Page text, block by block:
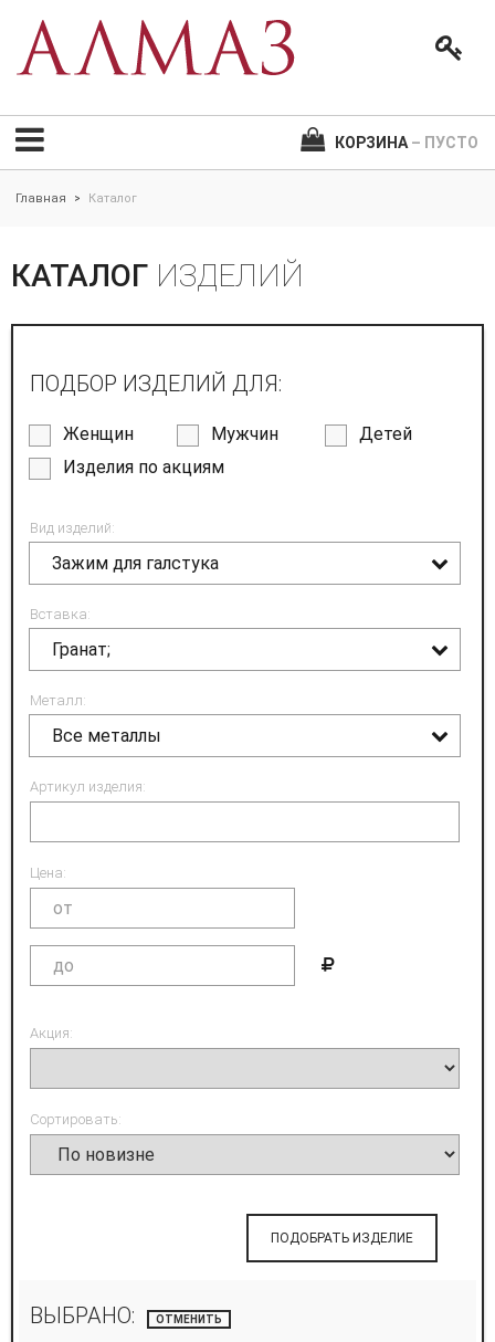
КОРЗИНА – ПУСТО
Главная > Каталог
КАТАЛОГ ИЗДЕЛИЙ
ПОДБОР ИЗДЕЛИЙ ДЛЯ:
Женщин Мужчин
Детей
Изделия по акциям
Вид изделий:
Зажим для галстука
Вставка:
Гранат;
Металл:
Все металлы
Артикул изделия:
Цена:
Акция:
Сортировать:
ПОДОБРАТЬ ИЗДЕЛИЕ
ВЫБРАНО: ОТМЕНИТЬ